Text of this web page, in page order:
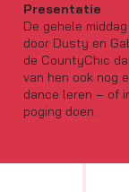
Presentatie
De gehele
door Dusty en
de CountyChic
van hen ook nog
dance leren – of
poging doen.